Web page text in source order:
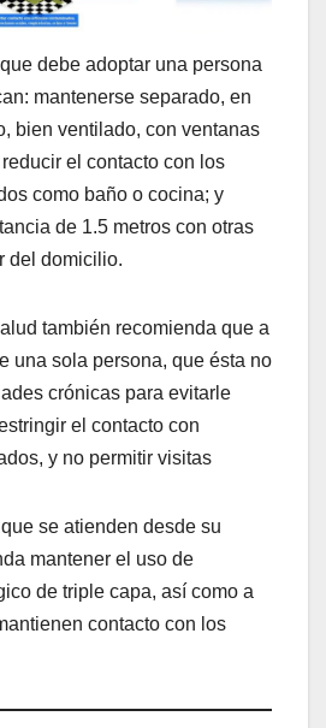
debe adoptar una persona
mantenerse separado, en
bien ventilado, con ventanas
el contacto con los
como baño o cocina; y
de 1.5 metros con otras
del domicilio.
también recomienda que a
una sola persona, que ésta no
crónicas para evitarle
el contacto con
y no permitir visitas
se atienden desde su
mantener el uso de
de triple capa, así como a
contacto con los